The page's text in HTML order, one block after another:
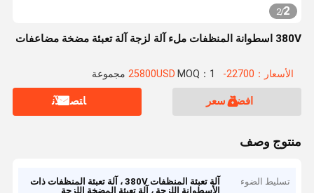
2
/
2
380V اسطوانة المنظفات ملء آلة لزجة آلة تعبئة مضخة مضاعفات
الأسعار：22700-25800USD MOQ：1 مجموعة
افضل سعر ﺎﺘﺼﻟ ﺍﻶﻧ
منتوج وصف
تسليط الضوء
آلة تعبئة المنظفات 380V ، آلة تعبئة المنظفات ذات
الأسطوانة اللزجة ، آلة تعبئة المضخة اللزجة